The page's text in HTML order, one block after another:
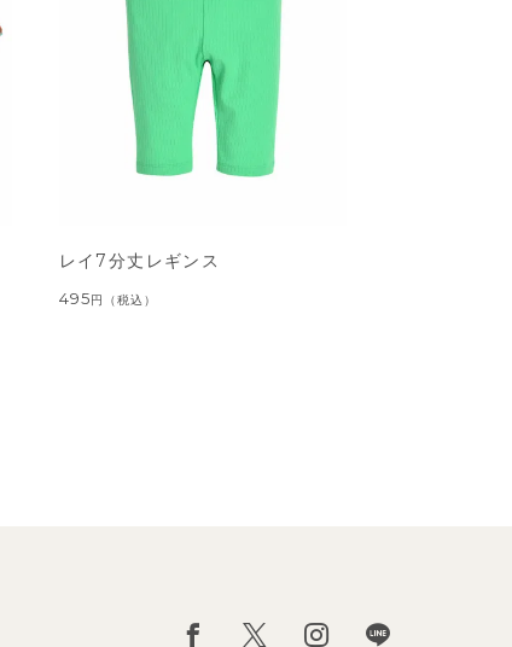
レイ7分丈レギンス
495円 （税込）